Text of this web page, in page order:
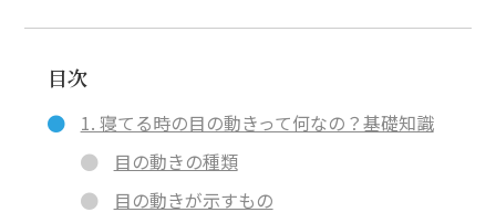
目次
1. 寝てる時の目の動きって何なの？基礎知識
目の動きの種類
目の動きが示すもの